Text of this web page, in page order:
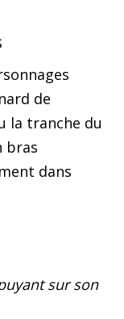
de
la tranche du
bras
dans
sur son